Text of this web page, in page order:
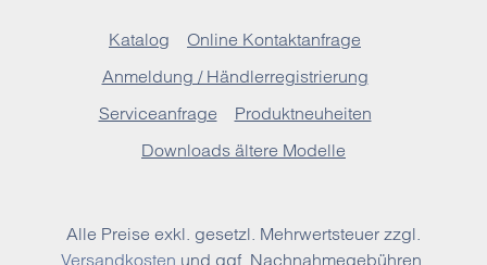
Katalog
Online Kontaktanfrage
Anmeldung / Händlerregistrierung
Serviceanfrage
Produktneuheiten
Downloads ältere Modelle
Alle Preise exkl. gesetzl. Mehrwertsteuer zzgl.
Versandkosten und ggf. Nachnahmegebühren,